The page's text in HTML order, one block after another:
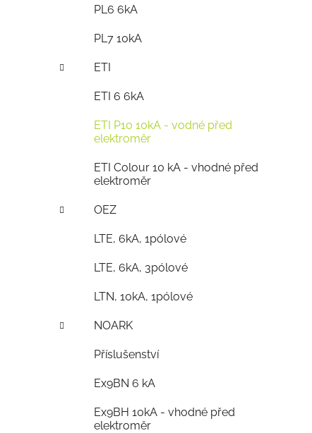
PL6 6kA
PL7 10kA
ETI
ETI 6 6kA
ETI P10 10kA - vodné před
elektroměr
ETI Colour 10 kA - vhodné před
elektroměr
OEZ
LTE, 6kA, 1pólové
LTE, 6kA, 3pólové
LTN, 10kA, 1pólové
NOARK
Příslušenství
Ex9BN 6 kA
Ex9BH 10kA - vhodné před
elektroměr